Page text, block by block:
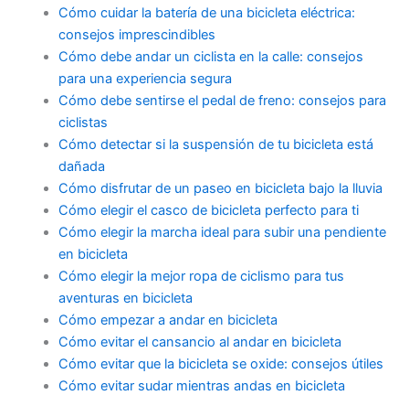
Cómo cuidar la batería de una bicicleta eléctrica:
consejos imprescindibles
Cómo debe andar un ciclista en la calle: consejos
para una experiencia segura
Cómo debe sentirse el pedal de freno: consejos para
ciclistas
Cómo detectar si la suspensión de tu bicicleta está
dañada
Cómo disfrutar de un paseo en bicicleta bajo la lluvia
Cómo elegir el casco de bicicleta perfecto para ti
Cómo elegir la marcha ideal para subir una pendiente
en bicicleta
Cómo elegir la mejor ropa de ciclismo para tus
aventuras en bicicleta
Cómo empezar a andar en bicicleta
Cómo evitar el cansancio al andar en bicicleta
Cómo evitar que la bicicleta se oxide: consejos útiles
Cómo evitar sudar mientras andas en bicicleta